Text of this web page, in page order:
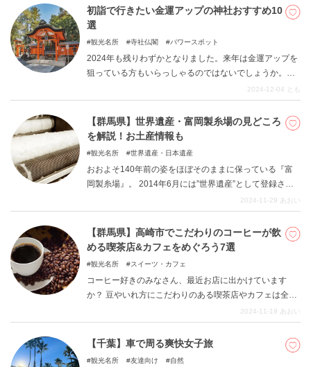
まんじゅう発祥の地ともいわれています。 そんな伊香保
に宿泊するなら、やはりゆっくり温泉につかりたいも
初詣で行きたい金運アップの神社おすすめ10
選
観光名所 寺社仏閣 パワースポット
2024年も残りわずかとなりました。来年は金運アップを
狙っている方もいらっしゃるのではないでしょうか。首
都圏からも行きやすい関東エリアで、金運アップにご利
益のあるおすすめ神社を紹介します。初詣は金運・商売
の神様にお参りして、金運アップしましょう。
2024-12-04 とも
【群馬県】世界遺産・富岡製糸場の見どころ
を解説！お土産情報も
観光名所 世界遺産・日本遺産
おおよそ140年前の姿をほぼそのままに保っている『富
岡製糸場』。 2014年6月には”世界遺産”として登録され
たのも、記憶に新しいところです。 本記事では、富岡製
糸場とはなにか・どのような施設だったのかをはじめ、
見どころをご紹介。 お土産情報も合わせてまとめますの
で、ぜひご覧ください。
2024-11-29 あおい
【群馬県】高崎市でこだわりのコーヒーが飲
める喫茶店&カフェをめぐろう7選
観光名所 スイーツ・カフェ
コーヒー好きのみなさん、最近お店に出かけています
か？ 豆やいれ方にこだわりのある喫茶店やカフェは全国
各地にあります。 もちろん、群馬県にもコーヒー党を夢
中にさせるお店が多数。 今回は、そのなかでも高崎市に
限定してまとめます。 市内のおいしいコーヒーを飲める
お店をご紹介しますので、喫茶店・カフェめぐりにご活
2024-11-19 あおい
【千葉】車で周る爽快女子旅
観光名所 友達向け 自然